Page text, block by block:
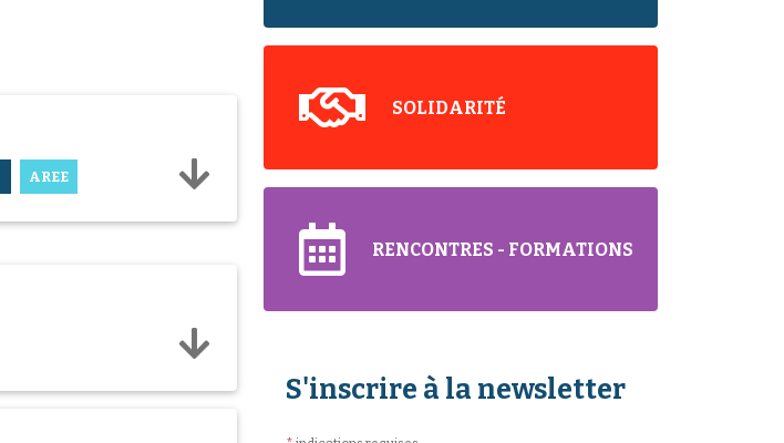
AREE
SOLIDARITÉ
RENCONTRES - FORMATIONS
S'inscrire à la newsletter